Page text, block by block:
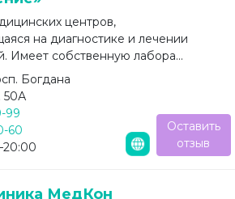
центров,
на диагностике и лечении
Имеет собственную лабора...
Богдана
50А
99
60
Оставить
отзыв
МедКон